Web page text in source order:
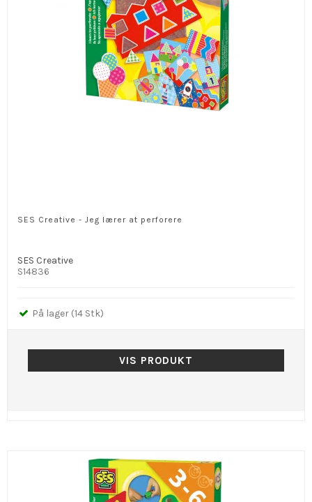
SES Creative - Jeg lærer at perforere
SES Creative
S14836
På lager (14 Stk)
VIS PRODUKT